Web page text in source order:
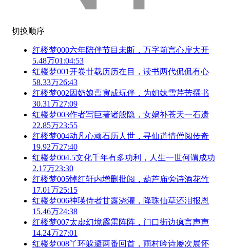
切换顺序
红楼梦000六年陪伴节目未断，万字前言心扉大开
5.48万01:04:53
红楼梦001开卷廿载历历在目，读书两代侃侃有心
58.33万26:43
红楼梦002因奶娘曹寅成玩伴，为姐妹雪芹苦撰书
30.31万27:09
红楼梦003作者写巨著诸般隐，女娲补苍天一石遗
22.85万23:55
红楼梦004动凡心顽石历人世，寻仙道情僧阅传奇
19.92万27:40
红楼梦004.5文化千年有多功利，人生一世何谓成功
2.17万23:30
红楼梦005悼红轩内增删批阅，葫芦庙旁诗酒花竹
17.01万25:15
红楼梦006神瑛侍者甘露浇灌，降珠仙草还泪报恩
15.46万24:38
红楼梦007太虚幻境霹雳阵阵，门口街边疯言声声
14.24万27:01
红楼梦008丫环躲避两番回首，雨村吟诗屡次展怀